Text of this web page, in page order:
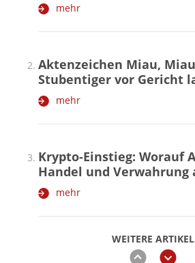
WEITERE ARTIKEL
zurückweiter
mehr
Aktenzeichen Miau,
Stubentiger vor Gericht
mehr
Krypto-Einstieg: Worauf
Handel und
mehr